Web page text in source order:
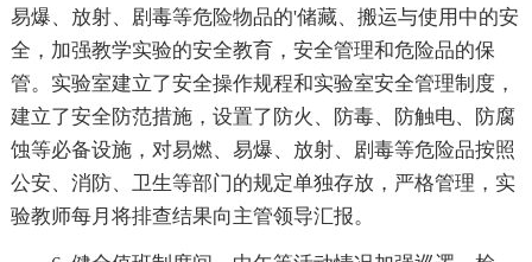
易爆、放射、剧毒等危险物品的'储藏、搬运与使用中的安
全，加强教学实验的安全教育，安全管理和危险品的保
管。实验室建立了安全操作规程和实验室安全管理制度，
建立了安全防范措施，设置了防火、防毒、防触电、防腐
蚀等必备设施，对易燃、易爆、放射、剧毒等危险品按照
公安、消防、卫生等部门的规定单独存放，严格管理，实
验教师每月将排查结果向主管领导汇报。